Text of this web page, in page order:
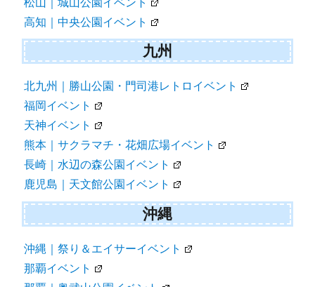
高知｜中央公園イベント
九州
北九州｜勝山公園・門司港レトロイベント
福岡イベント
天神イベント
熊本｜サクラマチ・花畑広場イベント
長崎｜水辺の森公園イベント
鹿児島｜天文館公園イベント
沖縄
沖縄｜祭り＆エイサーイベント
那覇イベント